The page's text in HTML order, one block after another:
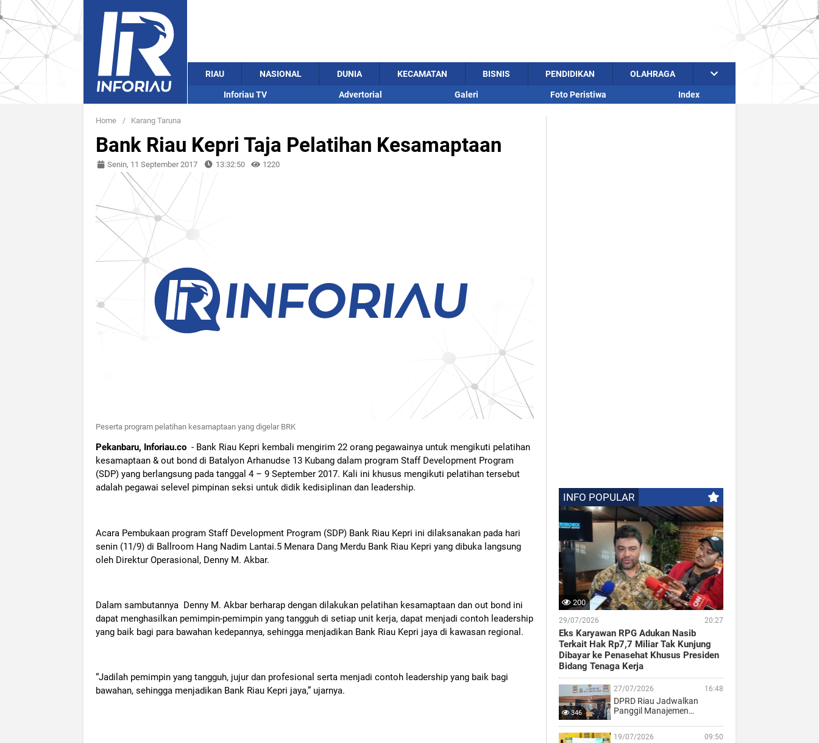
RIAU NASIONAL DUNIA KECAMATAN BISNIS PENDIDIKAN OLAHRAGA
Inforiau TV Advertorial Galeri Foto Peristiwa Index
Home / Karang Taruna
Bank Riau Kepri Taja Pelatihan Kesamaptaan
Senin, 11 September 2017 13:32:50 1220
Peserta program pelatihan kesamaptaan yang digelar BRK
Pekanbaru, Inforiau.co - Bank Riau Kepri kembali mengirim 22 orang pegawainya untuk mengikuti pelatihan
kesamaptaan & out bond di Batalyon Arhanudse 13 Kubang dalam program Staff Development Program
(SDP) yang berlangsung pada tanggal 4 – 9 September 2017. Kali ini khusus mengikuti pelatihan tersebut
adalah pegawai selevel pimpinan seksi untuk didik kedisiplinan dan leadership.
Acara Pembukaan program Staff Development Program (SDP) Bank Riau Kepri ini dilaksanakan pada hari
senin (11/9) di Ballroom Hang Nadim Lantai.5 Menara Dang Merdu Bank Riau Kepri yang dibuka langsung
oleh Direktur Operasional, Denny M. Akbar.
Dalam sambutannya Denny M. Akbar berharap dengan dilakukan pelatihan kesamaptaan dan out bond ini
dapat menghasilkan pemimpin-pemimpin yang tangguh di setiap unit kerja, dapat menjadi contoh leadership
yang baik bagi para bawahan kedepannya, sehingga menjadikan Bank Riau Kepri jaya di kawasan regional.
“Jadilah pemimpin yang tangguh, jujur dan profesional serta menjadi contoh leadership yang baik bagi
bawahan, sehingga menjadikan Bank Riau Kepri jaya,” ujarnya.
INFO POPULAR
200
29/07/2026 20:27
Eks Karyawan RPG Adukan Nasib
Terkait Hak Rp7,7 Miliar Tak Kunjung
Dibayar ke Penasehat Khusus Presiden
Bidang Tenaga Kerja
346
27/07/2026 16:48
DPRD Riau Jadwalkan
Panggil Manajemen…
19/07/2026 09:50